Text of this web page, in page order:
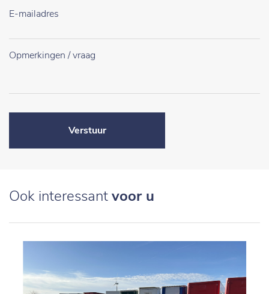
Verstuur
Ook interessantvoor u